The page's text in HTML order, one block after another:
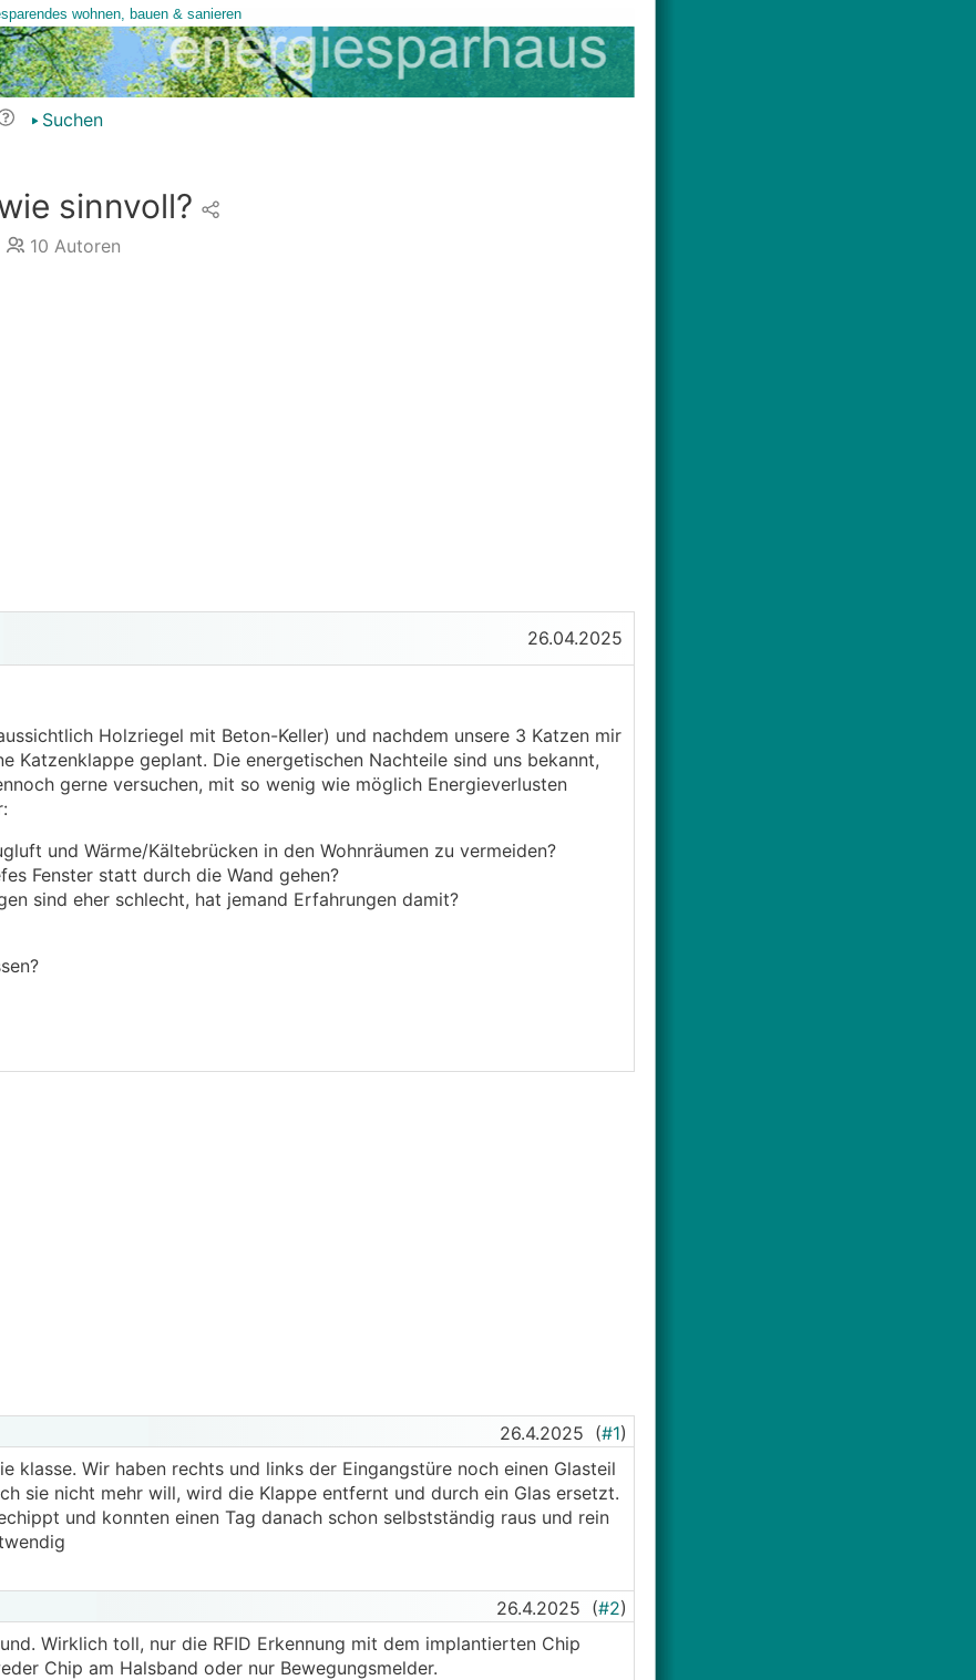
Suchen
sinnvoll?
10 Autoren
26.04.2025
Holzriegel mit Beton-Keller) und nachdem unsere 3 Katzen mir
Katzenklappe geplant. Die energetischen Nachteile sind uns bekannt,
gerne versuchen, mit so wenig wie möglich Energieverlusten
und Wärme/Kältebrücken in den Wohnräumen zu vermeiden?
Fenster statt durch die Wand gehen?
sind eher schlecht, hat jemand Erfahrungen damit?
26.4.2025 (#1)
klasse. Wir haben rechts und links der Eingangstüre noch einen Glasteil
sie nicht mehr will, wird die Klappe entfernt und durch ein Glas ersetzt.
und konnten einen Tag danach schon selbstständig raus und rein
26.4.2025 (#2)
Wirklich toll, nur die RFID Erkennung mit dem implantierten Chip
Chip am Halsband oder nur Bewegungsmelder.